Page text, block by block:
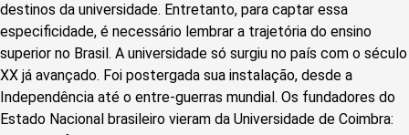
destinos da universidade. Entretanto, para captar essa
especificidade, é necessário lembrar a trajetória do ensino
superior no Brasil. A universidade só surgiu no país com o século
XX já avançado. Foi postergada sua instalação, desde a
Independência até o entre-guerras mundial. Os fundadores do
Estado Nacional brasileiro vieram da Universidade de Coimbra: